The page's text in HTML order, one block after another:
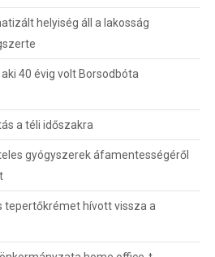
helyiség áll a lakosság
40 évig volt Borsodbóta
a téli időszakra
gyógyszerek áfamentességéről
tepertőkrémet hívott vissza a